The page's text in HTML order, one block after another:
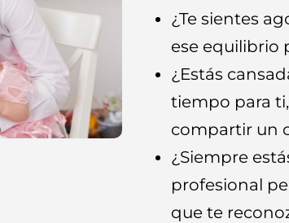
¿Te sientes
ese equilibrio
¿Estás
tiempo para
compartir un
¿Siempre
profesional
que te